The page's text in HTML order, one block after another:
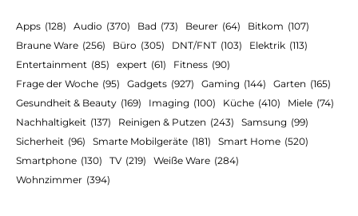
Apps (128) Audio (370) Bad (73) Beurer (64) Bitkom (107)
Braune Ware (256) Büro (305) DNT/FNT (103) Elektrik (113)
Entertainment (85) expert (61) Fitness (90)
Frage der Woche (95) Gadgets (927) Gaming (144) Garten (165)
Gesundheit & Beauty (169) Imaging (100) Küche (410) Miele (74)
Nachhaltigkeit (137) Reinigen & Putzen (243) Samsung (99)
Sicherheit (96) Smarte Mobilgeräte (181) Smart Home (520)
Smartphone (130) TV (219) Weiße Ware (284)
Wohnzimmer (394)